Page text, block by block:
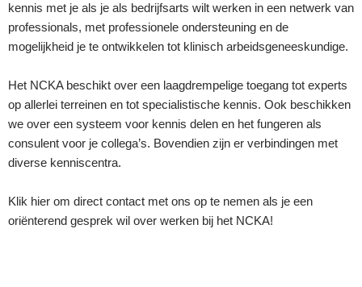
kennis met je als je als bedrijfsarts wilt werken in een netwerk van
professionals, met professionele ondersteuning en de
mogelijkheid je te ontwikkelen tot klinisch arbeidsgeneeskundige.
Het NCKA beschikt over een laagdrempelige toegang tot experts
op allerlei terreinen en tot specialistische kennis. Ook beschikken
we over een systeem voor kennis delen en het fungeren als
consulent voor je collega’s. Bovendien zijn er verbindingen met
diverse kenniscentra.
Klik hier om direct contact met ons op te nemen als je een
oriënterend gesprek wil over werken bij het NCKA!